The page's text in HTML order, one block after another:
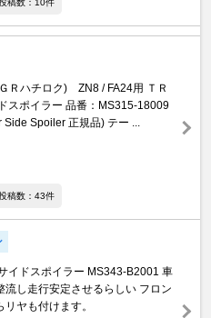
稿数：10件
Ｒハチロク) ZN8 / FA24用 ＴＲ
スポイラー 品番：MS315-18009
Spoiler 正規品) テー ...
稿数：43件
イドスポイラー MS343-B2001 車
流し走行安定させるらしい フロン
リヤも付けます。